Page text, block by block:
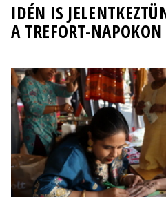
IDÉN IS
A TREFORT-NAPOKON